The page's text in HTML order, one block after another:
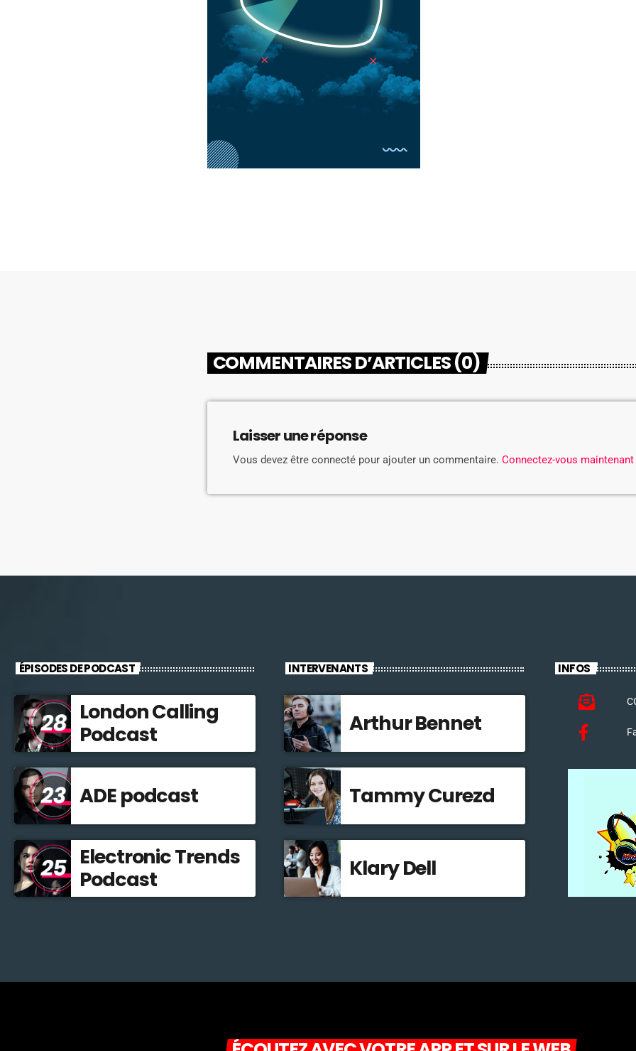
COMMENTAIRES D’ARTICLES (0)
Laisser une réponse
Vous devez être connecté pour ajouter un commentaire. Connectez-vous maintenant
ÉPISODES DE PODCAST
London Calling
Podcast
ADE podcast
Electronic Trends
Podcast
INTERVENANTS
Arthur Bennet
Tammy Curezd
Klary Dell
INFOS